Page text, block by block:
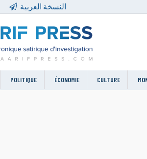
النسخة العربية
POLITIQUE ÉCONOMIE CULTURE